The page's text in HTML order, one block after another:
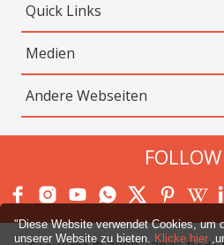
"Diese Website verwendet Cookies, um
unserer Website zu bieten. Klicke hier
Quick Links
Medien
Andere Webseiten